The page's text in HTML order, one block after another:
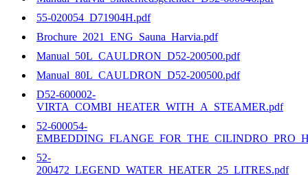
55-020054_D71904H.pdf
Brochure_2021_ENG_Sauna_Harvia.pdf
Manual_50L_CAULDRON_D52-200500.pdf
Manual_80L_CAULDRON_D52-200500.pdf
D52-600002-
VIRTA_COMBI_HEATER_WITH_A_STEAMER.pdf
52-600054-
52-
200472_LEGEND_WATER_HEATER_25_LITRES.pdf